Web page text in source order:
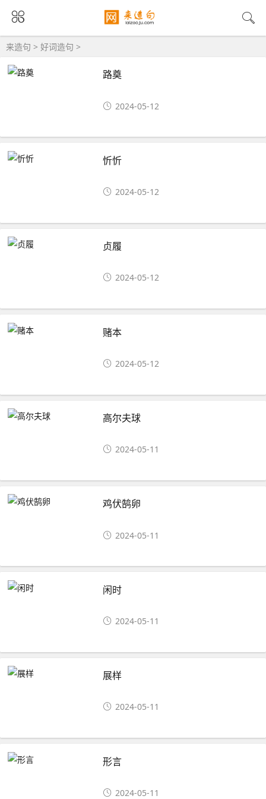
来造句 > 好词造句 >
路奠
2024-05-12
忻忻
2024-05-12
贞履
2024-05-12
赌本
2024-05-12
高尔夫球
2024-05-11
鸡伏鹄卵
2024-05-11
闲时
2024-05-11
展样
2024-05-11
形言
2024-05-11